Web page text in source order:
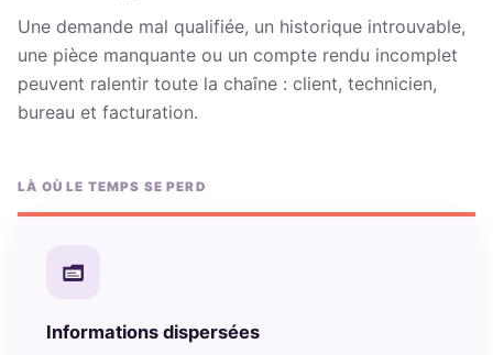
Une demande mal qualifiée, un historique introuvable,
une pièce manquante ou un compte rendu incomplet
peuvent ralentir toute la chaîne : client, technicien,
bureau et facturation.
Informations dispersées